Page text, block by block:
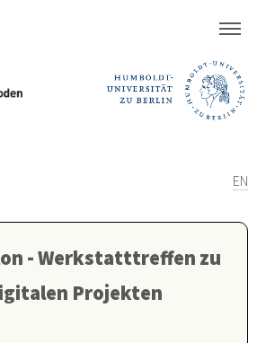
EN
- Werkstatttreffen zu
Projekten